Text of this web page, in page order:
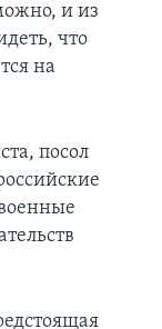
и из
что
на
посол